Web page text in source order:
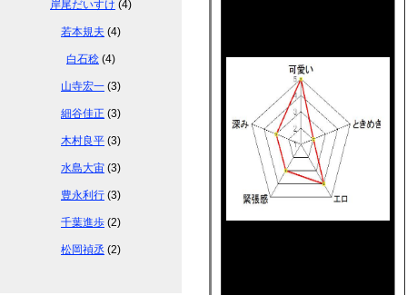
岸尾だいすけ (4)
若本規夫 (4)
白石稔 (4)
山寺宏一 (3)
細谷佳正 (3)
木村良平 (3)
水島大宙 (3)
豊永利行 (3)
千葉進歩 (2)
松岡禎丞 (2)